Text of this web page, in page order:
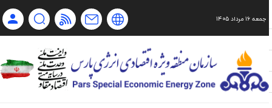
فا Ru Ch
جمعه ۱۶ مرداد ۱۴۰۵